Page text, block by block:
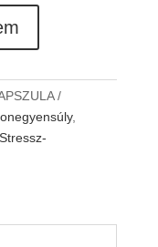
,
Stressz-